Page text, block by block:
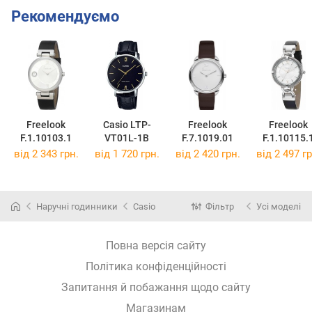
Рекомендуємо
Freelook
F.1.10103.1
Casio LTP-
VT01L-1B
Freelook
F.7.1019.01
Freelook
від 2 343 грн. від 1 720 грн. від 2 420 грн. від 2 497
Наручні годинники Casio Фільтр Усі моделі
Повна версія сайту
Політика конфіденційності
Запитання й побажання щодо сайту
Магазинам